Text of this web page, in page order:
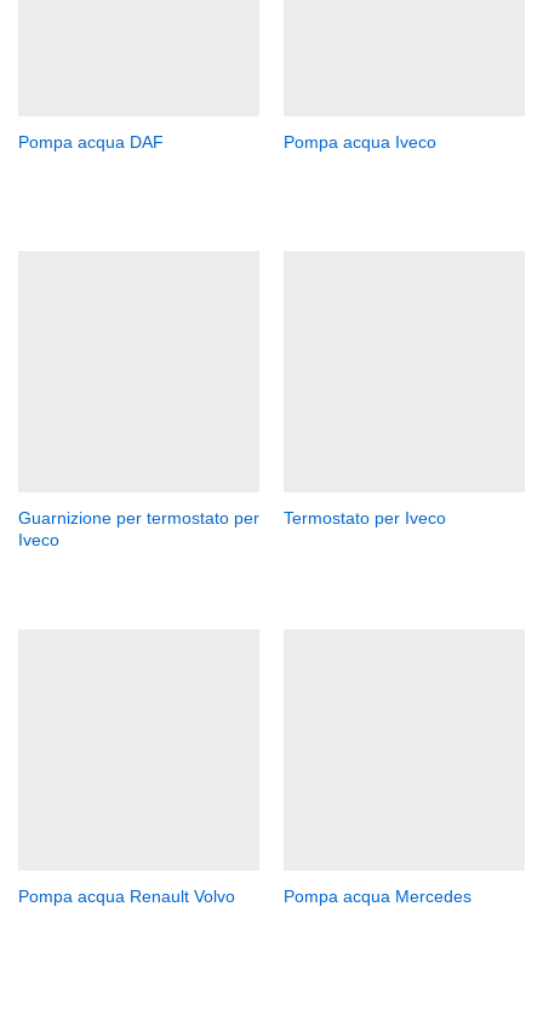
Pompa acqua DAF Pompa acqua Iveco
Guarnizione per termostato per
Iveco
Termostato per Iveco
Pompa acqua Renault Volvo Pompa acqua Mercedes